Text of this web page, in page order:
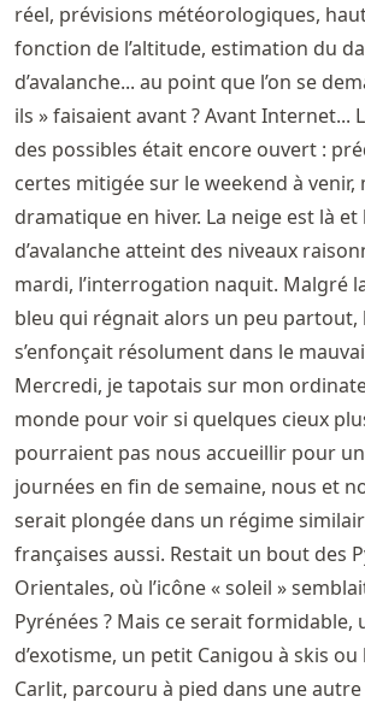
réel, prévisions météorologiques,
fonction de l’altitude, estimation du
d’avalanche... au point que l’on se
ils » faisaient avant ? Avant Internet...
des possibles était encore ouvert :
certes mitigée sur le weekend à venir,
dramatique en hiver. La neige est là
d’avalanche atteint des niveaux
mardi, l’interrogation naquit. Malgré
bleu qui régnait alors un peu partout,
s’enfonçait résolument dans le
Mercredi, je tapotais sur mon
monde pour voir si quelques cieux
pourraient pas nous accueillir pour
journées en fin de semaine, nous et
serait plongée dans un régime
françaises aussi. Restait un bout des
Orientales, où l’icône « soleil »
Pyrénées ? Mais ce serait
d’exotisme, un petit Canigou à skis
Carlit, parcouru à pied dans une autre